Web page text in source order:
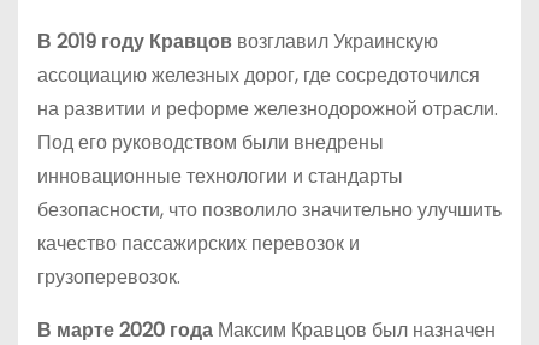
В 2019 году Кравцов возглавил Украинскую
ассоциацию железных дорог, где сосредоточился
на развитии и реформе железнодорожной отрасли.
Под его руководством были внедрены
инновационные технологии и стандарты
безопасности, что позволило значительно улучшить
качество пассажирских перевозок и
грузоперевозок.
В марте 2020 года Максим Кравцов был назначен